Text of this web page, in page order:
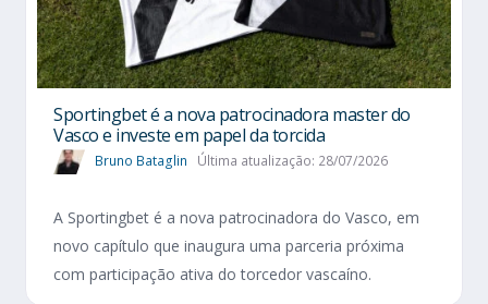
Sportingbet é a nova patrocinadora master do
Vasco e investe em papel da torcida
Bruno Bataglin Última atualização: 28/07/2026
A Sportingbet é a nova patrocinadora do Vasco, em
novo capítulo que inaugura uma parceria próxima
com participação ativa do torcedor vascaíno.